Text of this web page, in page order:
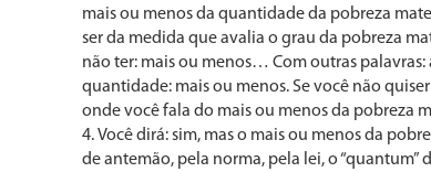
mais ou menos da quantidade da pobreza
ser da medida que avalia o grau da pobreza
não ter: mais ou me­nos… Com outras
quantidade: mais ou menos. Se você não
onde você fala do mais ou menos da pobreza
Você dirá: sim, mas o mais ou menos da
de antemão, pela norma, pela lei, o “quantum”